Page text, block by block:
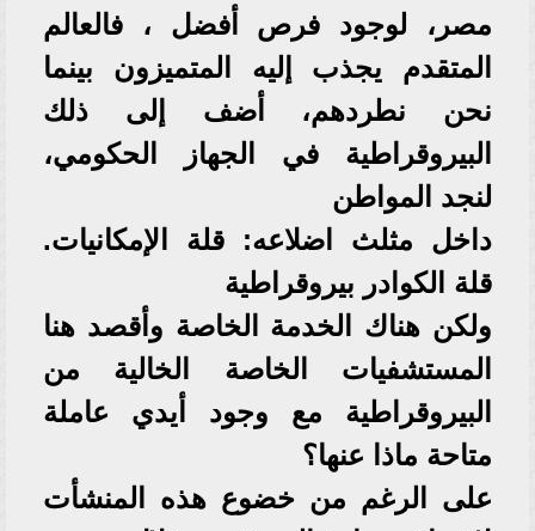
مصر، لوجود فرص أفضل ، فالعالم
المتقدم يجذب إليه المتميزون بينما
نحن نطردهم، أضف إلى ذلك
البيروقراطية في الجهاز الحكومي،
لنجد المواطن
داخل مثلث اضلاعه: قلة الإمكانيات.
قلة الكوادر بيروقراطية
ولكن هناك الخدمة الخاصة وأقصد هنا
المستشفيات الخاصة الخالية من
البيروقراطية مع وجود أيدي عاملة
متاحة ماذا عنها؟
على الرغم من خضوع هذه المنشأت